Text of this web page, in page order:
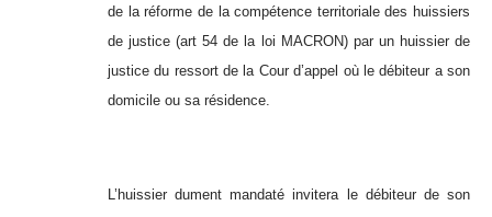
de la réforme de la compétence territoriale des huissiers
de justice (art 54 de la loi MACRON) par un huissier de
justice du ressort de la Cour d’appel où le débiteur a son
domicile ou sa résidence.
L’huissier dument mandaté invitera le débiteur de son